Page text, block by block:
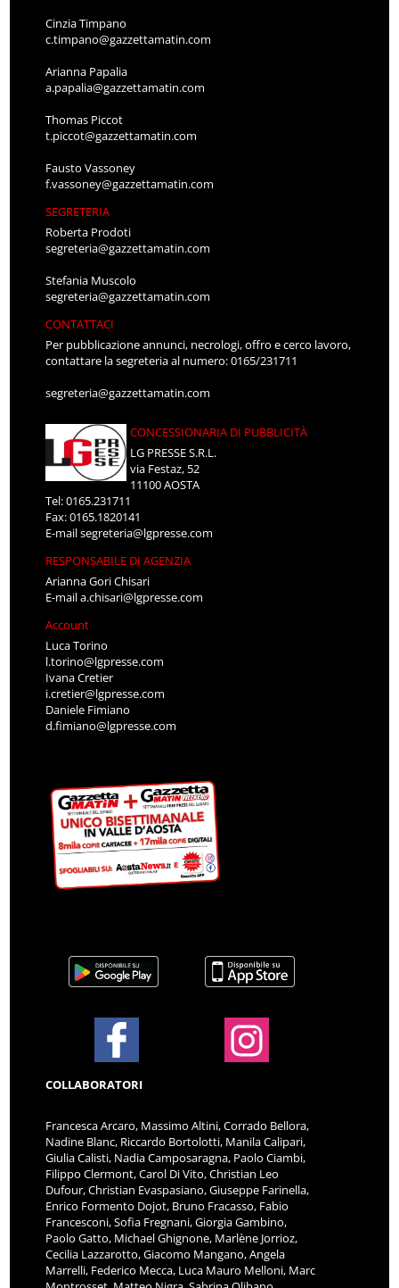
Cinzia Timpano
c.timpano@gazzettamatin.com
Arianna Papalia
a.papalia@gazzettamatin.com
Thomas Piccot
t.piccot@gazzettamatin.com
Fausto Vassoney
f.vassoney@gazzettamatin.com
SEGRETERIA
Roberta Prodoti
segreteria@gazzettamatin.com
Stefania Muscolo
segreteria@gazzettamatin.com
CONTATTACI
Per pubblicazione annunci, necrologi, offro e cerco lavoro,
contattare la segreteria al numero: 0165/231711
segreteria@gazzettamatin.com
CONCESSIONARIA DI PUBBLICITÀ
LG PRESSE S.R.L.
via Festaz, 52
11100 AOSTA
Tel: 0165.231711
Fax: 0165.1820141
E-mailsegreteria@lgpresse.com
RESPONSABILE DI AGENZIA
Arianna Gori Chisari
E-maila.chisari@lgpresse.com
Account
Luca Torino
l.torino@lgpresse.com
Ivana Cretier
i.cretier@lgpresse.com
Daniele Fimiano
d.fimiano@lgpresse.com
COLLABORATORI
Francesca Arcaro, Massimo Altini, Corrado Bellora,
Nadine Blanc, Riccardo Bortolotti, Manila Calipari,
Giulia Calisti, Nadia Camposaragna, Paolo Ciambi,
Filippo Clermont, Carol Di Vito, Christian Leo
Dufour, Christian Evaspasiano, Giuseppe Farinella,
Enrico Formento Dojot, Bruno Fracasso, Fabio
Francesconi, Sofia Fregnani, Giorgia Gambino,
Paolo Gatto, Michael Ghignone, Marlène Jorrioz,
Cecilia Lazzarotto, Giacomo Mangano, Angela
Marrelli, Federico Mecca, Luca Mauro Melloni, Marc